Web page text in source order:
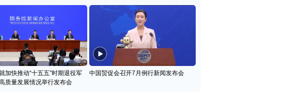
加快推动“十五五”时期退役军
质量发展情况举行发布会
中国贸促会召开7月例行新闻发布会